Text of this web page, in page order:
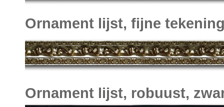
Ornament lijst, fijne
Ornament lijst, robuust,